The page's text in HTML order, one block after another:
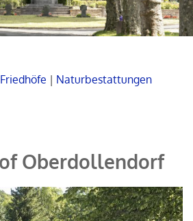
Friedhöfe | Naturbestattungen
Oberdollendorf